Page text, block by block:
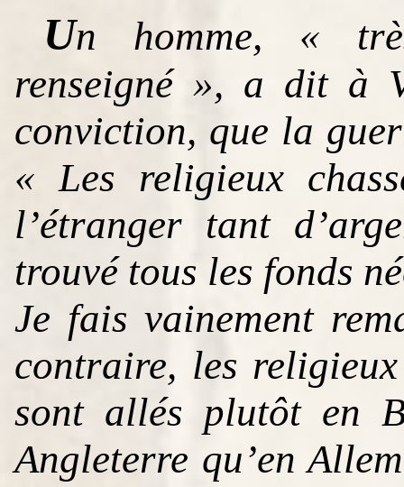
Un homme, «
renseigné », a dit à
conviction, que la
« Les religieux
l’étranger tant
trouvé tous les fonds
Je fais vainement
contraire, les
sont allés plutôt en
Angleterre qu’en